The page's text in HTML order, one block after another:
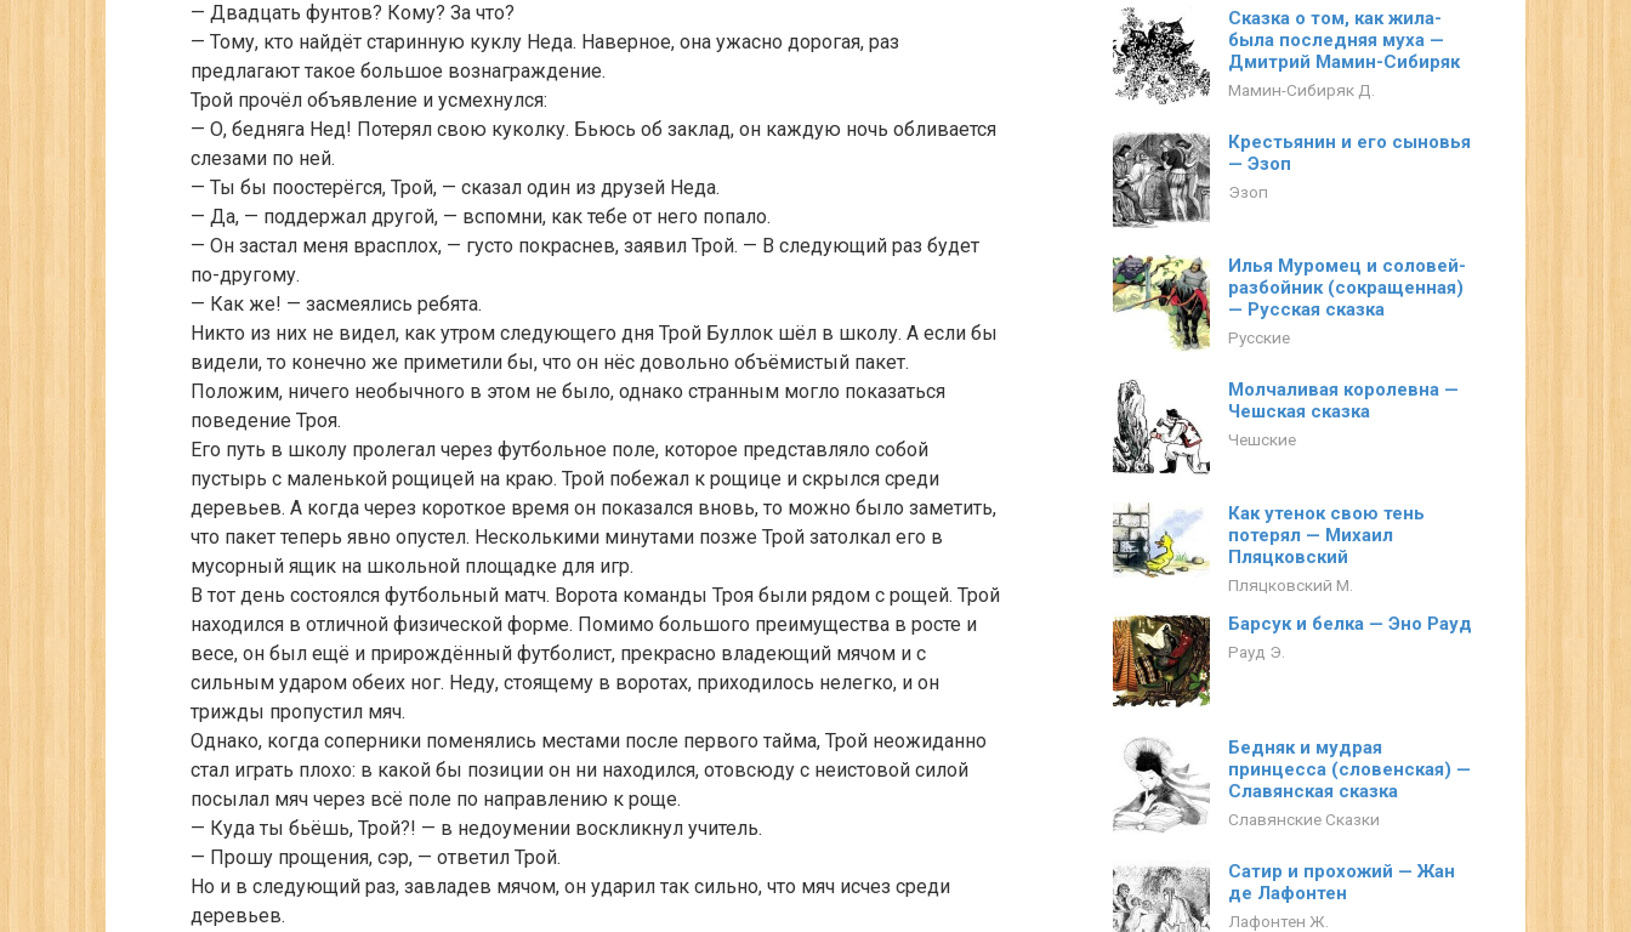
— Двадцать фунтов? Кому? За что?
— Тому, кто найдёт старинную куклу Неда. Наверное, она ужасно дорогая, раз
предлагают такое большое вознаграждение.
Трой прочёл объявление и усмехнулся:
— О, бедняга Нед! Потерял свою куколку. Бьюсь об заклад, он каждую ночь обливается
слезами по ней.
— Ты бы поостерёгся, Трой, — сказал один из друзей Неда.
— Да, — поддержал другой, — вспомни, как тебе от него попало.
— Он застал меня врасплох, — густо покраснев, заявил Трой. — В следующий раз будет
по-другому.
— Как же! — засмеялись ребята.
Никто из них не видел, как утром следующего дня Трой Буллок шёл в школу. А если бы
видели, то конечно же приметили бы, что он нёс довольно объёмистый пакет.
Положим, ничего необычного в этом не было, однако странным могло показаться
поведение Троя.
Его путь в школу пролегал через футбольное поле, которое представляло собой
пустырь с маленькой рощицей на краю. Трой побежал к рощице и скрылся среди
деревьев. А когда через короткое время он показался вновь, то можно было заметить,
что пакет теперь явно опустел. Несколькими минутами позже Трой затолкал его в
мусорный ящик на школьной площадке для игр.
В тот день состоялся футбольный матч. Ворота команды Троя были рядом с рощей. Трой
находился в отличной физической форме. Помимо большого преимущества в росте и
весе, он был ещё и прирождённый футболист, прекрасно владеющий мячом и с
сильным ударом обеих ног. Неду, стоящему в воротах, приходилось нелегко, и он
трижды пропустил мяч.
Однако, когда соперники поменялись местами после первого тайма, Трой неожиданно
стал играть плохо: в какой бы позиции он ни находился, отовсюду с неистовой силой
посылал мяч через всё поле по направлению к роще.
— Куда ты бьёшь, Трой?! — в недоумении воскликнул учитель.
— Прошу прощения, сэр, — ответил Трой.
Но и в следующий раз, завладев мячом, он ударил так сильно, что мяч исчез среди
деревьев.
Сказка о том, как жила-
была последняя муха —
Дмитрий Мамин-Сибиряк
Мамин-Сибиряк Д.
Крестьянин и его сыновья
— Эзоп
Эзоп
Илья Муромец и соловей-
разбойник (сокращенная)
— Русская сказка
Русские
Молчаливая королевна —
Чешская сказка
Чешские
Как утенок свою тень
потерял — Михаил
Пляцковский
Пляцковский М.
Барсук и белка — Эно Рауд
Рауд Э.
Бедняк и мудрая
принцесса (словенская) —
Славянская сказка
Славянские Сказки
Сатир и прохожий — Жан
де Лафонтен
Лафонтен Ж.